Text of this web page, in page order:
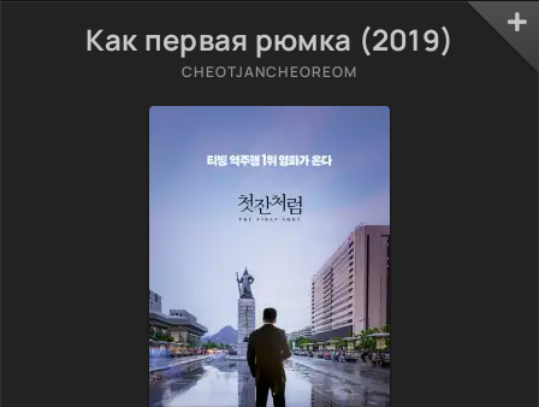
Как первая рюмка (2019)
CHEOTJANCHEOREOM